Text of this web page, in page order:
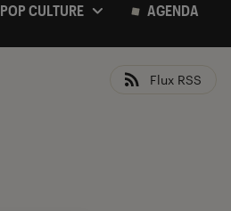
POP CULTURE AGENDA
Flux RSS